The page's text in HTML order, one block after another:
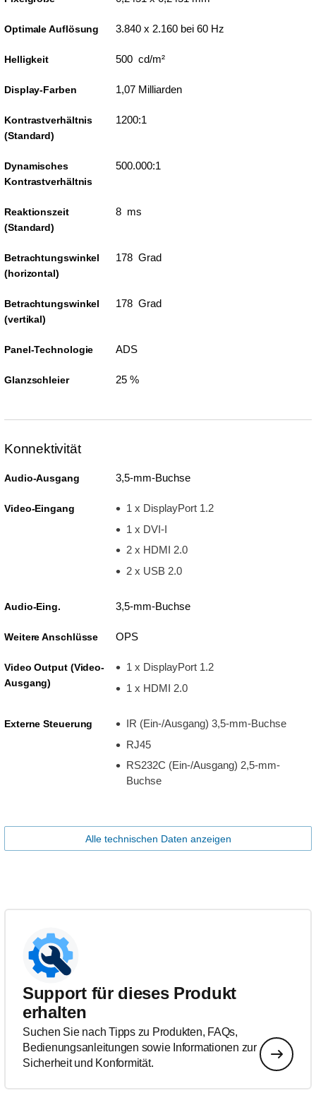
Optimale Auflösung 3.840 x 2.160 bei 60 Hz
Helligkeit 500 cd/m²
Display-Farben 1,07 Milliarden
Kontrastverhältnis
(Standard)
1200:1
Dynamisches
Kontrastverhältnis
500.000:1
Reaktionszeit
(Standard)
8 ms
Betrachtungswinkel
(horizontal)
178 Grad
Betrachtungswinkel
(vertikal)
178 Grad
Panel-Technologie ADS
Glanzschleier 25 %
Konnektivität
Audio-Ausgang 3,5-mm-Buchse
Video-Eingang
1 x DisplayPort 1.2
1 x DVI-I
2 x HDMI 2.0
2 x USB 2.0
Audio-Eing. 3,5-mm-Buchse
Weitere Anschlüsse OPS
Video Output (Video-
Ausgang)
1 x DisplayPort 1.2
1 x HDMI 2.0
Externe Steuerung
IR (Ein-/Ausgang) 3,5-mm-Buchse
RJ45
RS232C (Ein-/Ausgang) 2,5-mm-
Buchse
Alle technischen Daten anzeigen
Support für dieses Produkt
erhalten
Suchen Sie nach Tipps zu Produkten, FAQs,
Bedienungsanleitungen sowie Informationen zur
Sicherheit und Konformität.